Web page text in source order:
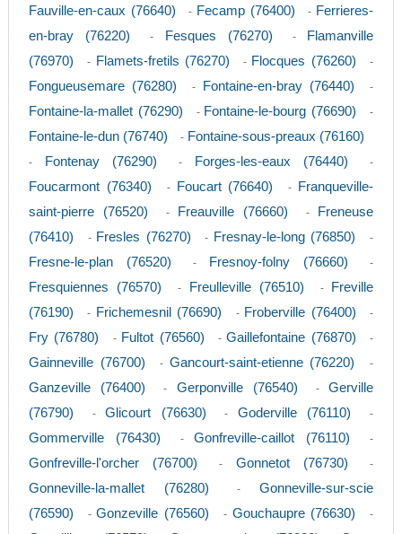
Fauville-en-caux (76640) - Fecamp (76400) - Ferrieres-
en-bray (76220)
- Fesques (76270) -
Flamanville
(76970)
- Flamets-fretils (76270) - Flocques (76260) -
Fongueusemare (76280) - Fontaine-en-bray (76440) -
Fontaine-la-mallet (76290) - Fontaine-le-bourg (76690) -
Fontaine-le-dun (76740) - Fontaine-sous-preaux (76160)
- Fontenay (76290) - Forges-les-eaux (76440) -
Foucarmont (76340) - Foucart (76640) -
Franqueville-
saint-pierre (76520)
- Freauville (76660) -
Freneuse
(76410)
- Fresles (76270) - Fresnay-le-long (76850) -
Fresne-le-plan (76520) - Fresnoy-folny (76660) -
Fresquiennes (76570) - Freulleville (76510) -
Freville
(76190)
- Frichemesnil (76690) - Froberville (76400) -
Fry (76780) - Fultot (76560) -Gaillefontaine (76870) -
Gainneville (76700) - Gancourt-saint-etienne (76220) -
Ganzeville (76400) - Gerponville (76540) -Gerville
(76790)
-Glicourt (76630) - Goderville (76110) -
Gommerville (76430) -Gonfreville-caillot (76110) -
Gonfreville-l'orcher (76700) - Gonnetot (76730) -
Gonneville-la-mallet (76280) -Gonneville-sur-scie
(76590)
-Gonzeville (76560) - Gouchaupre (76630) -